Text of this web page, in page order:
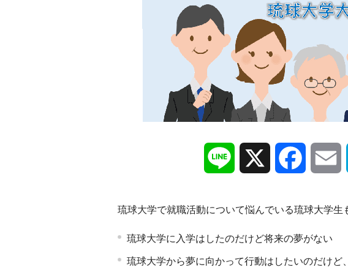
Line Facebook
琉球大学で就職活動について悩んでいる琉球大学生
琉球大学に入学はしたのだけど将来の夢がない
琉球大学から夢に向かって行動はしたいのだけ